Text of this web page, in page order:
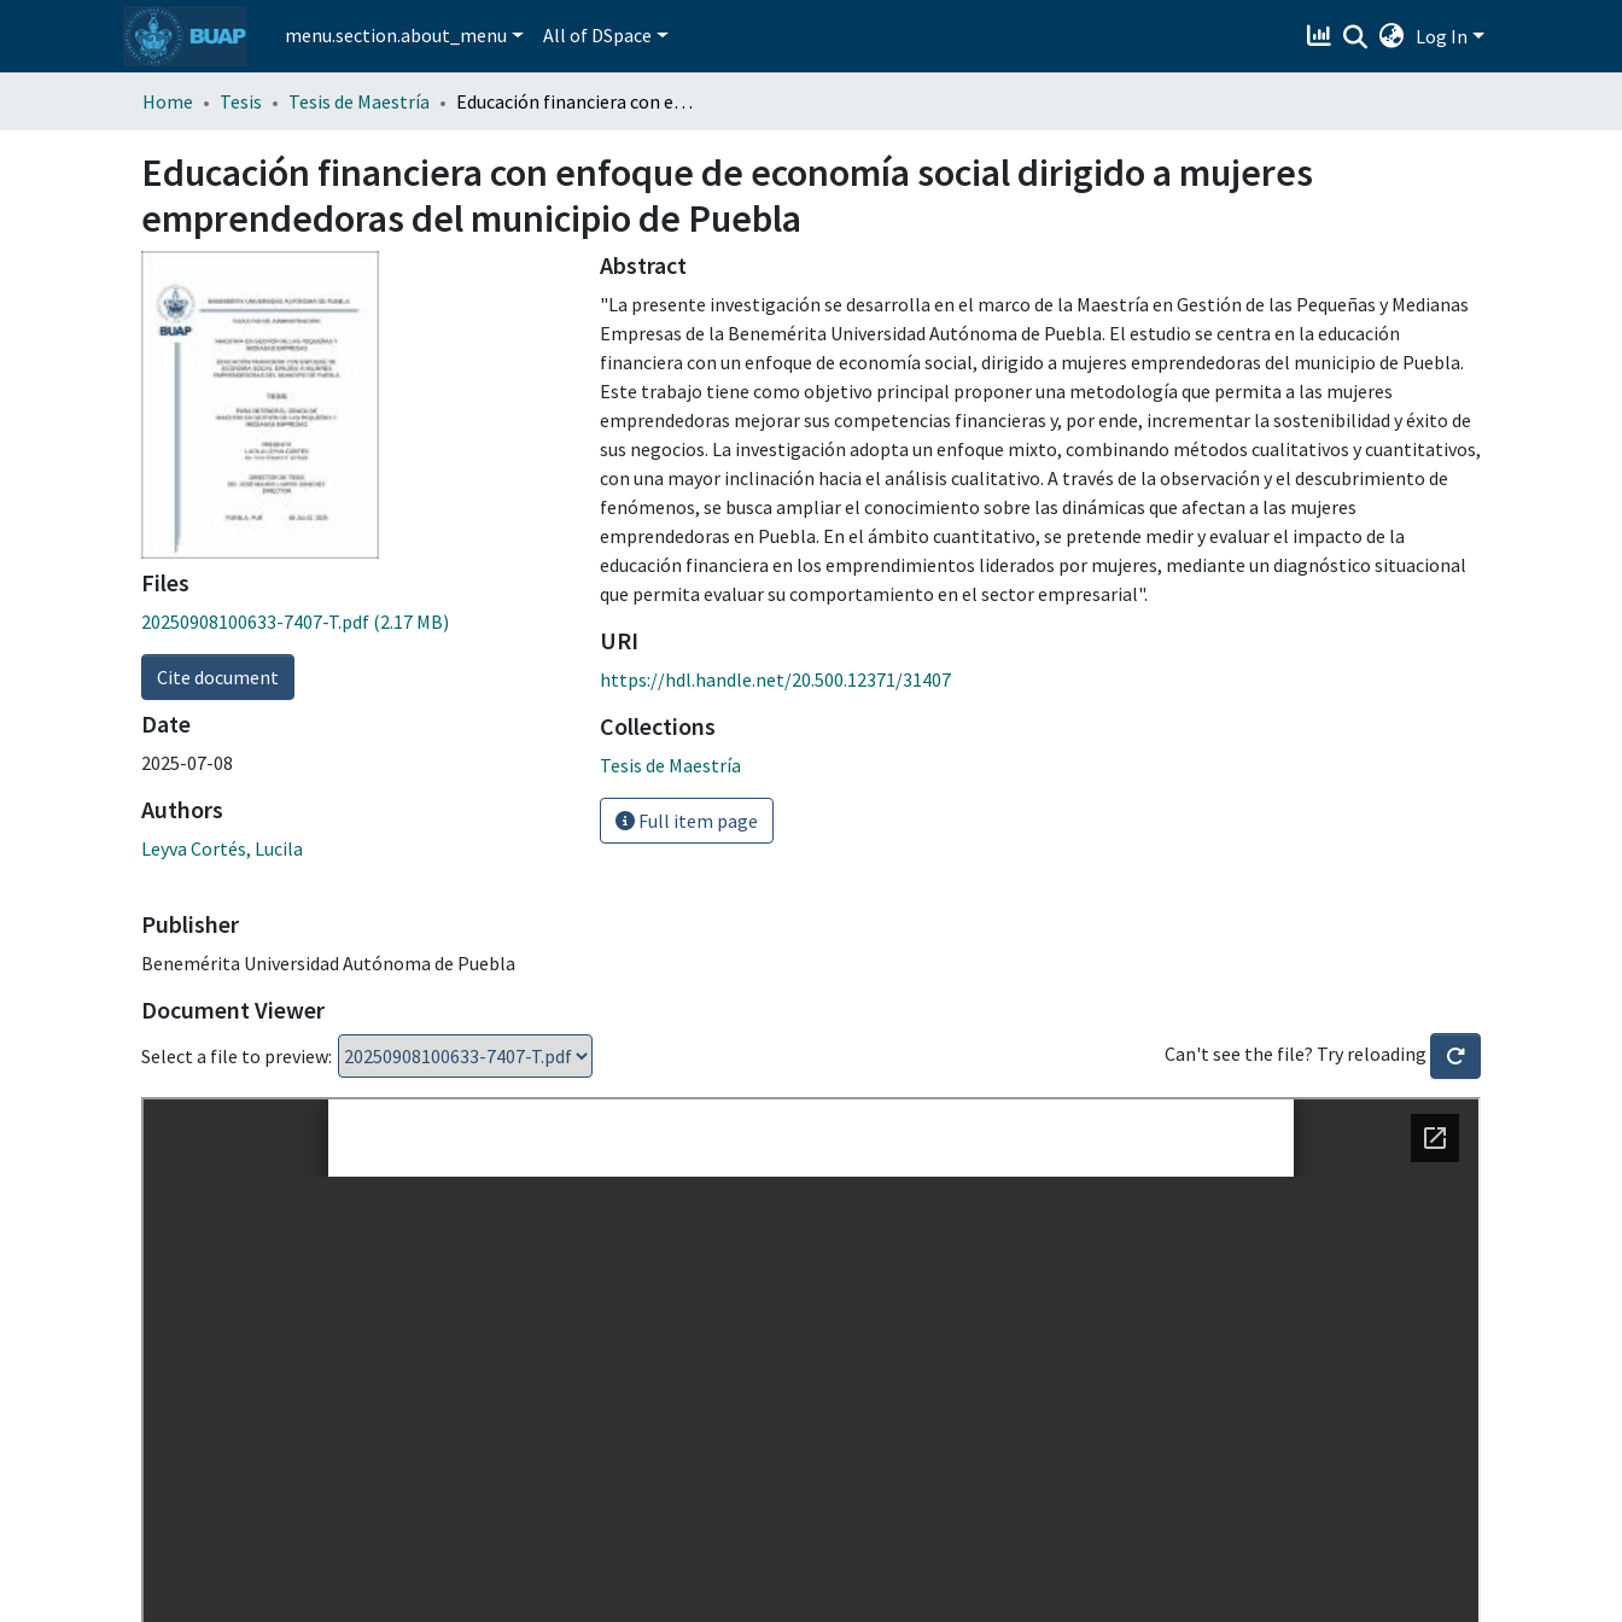
menu.section.about_menu All of DSpace Log In
Home Tesis Tesis de Maestría Educación financiera con enfoque de economía social dirigido a mujeres emprendedoras del municipio de Puebla
Educación financiera con enfoque de economía social dirigido a mujeres
emprendedoras del municipio de Puebla
Files
20250908100633-7407-T.pdf (2.17 MB)
Cite document
Date
2025-07-08
Authors
Leyva Cortés, Lucila
Publisher
Benemérita Universidad Autónoma de Puebla
Abstract
"La presente investigación se desarrolla en el marco de la Maestría en Gestión de las Pequeñas y Medianas
Empresas de la Benemérita Universidad Autónoma de Puebla. El estudio se centra en la educación
financiera con un enfoque de economía social, dirigido a mujeres emprendedoras del municipio de Puebla.
Este trabajo tiene como objetivo principal proponer una metodología que permita a las mujeres
emprendedoras mejorar sus competencias financieras y, por ende, incrementar la sostenibilidad y éxito de
sus negocios. La investigación adopta un enfoque mixto, combinando métodos cualitativos y cuantitativos,
con una mayor inclinación hacia el análisis cualitativo. A través de la observación y el descubrimiento de
fenómenos, se busca ampliar el conocimiento sobre las dinámicas que afectan a las mujeres
emprendedoras en Puebla. En el ámbito cuantitativo, se pretende medir y evaluar el impacto de la
educación financiera en los emprendimientos liderados por mujeres, mediante un diagnóstico situacional
que permita evaluar su comportamiento en el sector empresarial".
URI
https://hdl.handle.net/20.500.12371/31407
Collections
Tesis de Maestría
Full item page
Document Viewer
Select a file to preview: Can't see the file? Try reloading